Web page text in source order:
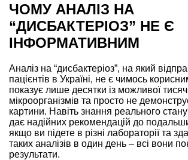
ЧОМУ АНАЛІЗ НА
“ДИСБАКТЕРІОЗ” НЕ Є
ІНФОРМАТИВНИМ
Аналіз на “дисбактеріоз”, на який
пацієнтів в Україні, не є чимось
показує лише десятки із можливої
мікроорганізмів та просто не
картини. Навіть знання реального
дає надійних рекомендацій до
якщо ви підете в різні лабораторії та
таких аналізів в один день – всі вони
результати.